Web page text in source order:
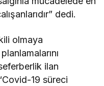
dedi.
olmaya
ilan
19 süreci